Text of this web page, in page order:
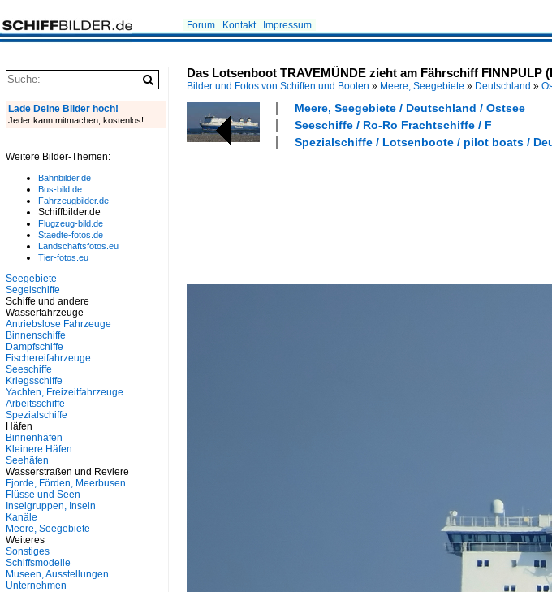
Forum Kontakt Impressum
Das Lotsenboot TRAVEMÜNDE zieht am Fährschiff FINNPULP
Bilder und Fotos von Schiffen und Booten » Meere, Seegebiete » Deutschland »
Meere, Seegebiete / Deutschland / Ostsee
Seeschiffe / Ro-Ro Frachtschiffe / F
Spezialschiffe / Lotsenboote / pilot boats /
Lade Deine Bilder hoch!
Jeder kann mitmachen, kostenlos!
Weitere Bilder-Themen:
Bahnbilder.de
Bus-bild.de
Fahrzeugbilder.de
Schiffbilder.de
Flugzeug-bild.de
Staedte-fotos.de
Landschaftsfotos.eu
Tier-fotos.eu
Seegebiete
Segelschiffe
Schiffe und andere
Wasserfahrzeuge
Antriebslose Fahrzeuge
Binnenschiffe
Dampfschiffe
Fischereifahrzeuge
Seeschiffe
Kriegsschiffe
Yachten, Freizeitfahrzeuge
Arbeitsschiffe
Spezialschiffe
Häfen
Binnenhäfen
Kleinere Häfen
Seehäfen
Wasserstraßen und Reviere
Fjorde, Förden, Meerbusen
Flüsse und Seen
Inselgruppen, Inseln
Kanäle
Meere, Seegebiete
Weiteres
Sonstiges
Schiffsmodelle
Museen, Ausstellungen
Unternehmen